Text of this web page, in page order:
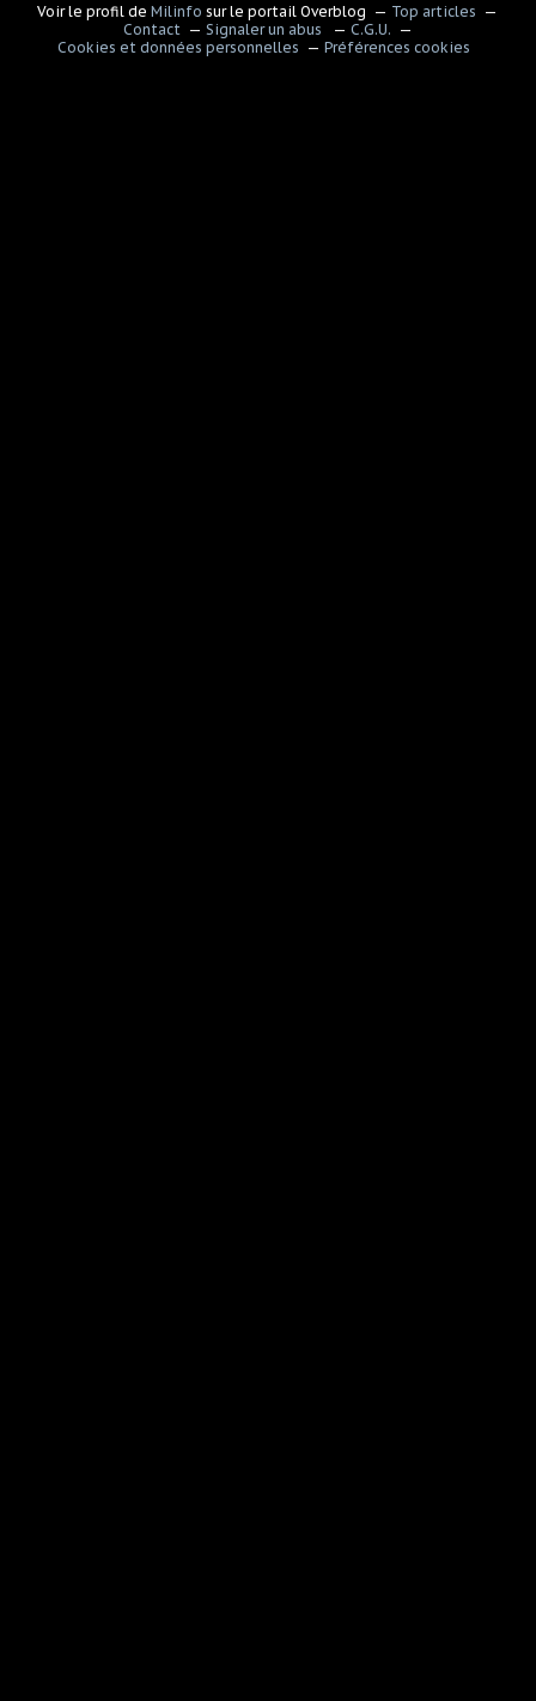
Voir le profil deMilinfo sur le portail Overblog
Top articles
Contact
Signaler un abus
C.G.U.
Cookies et données personnelles
Préférences cookies